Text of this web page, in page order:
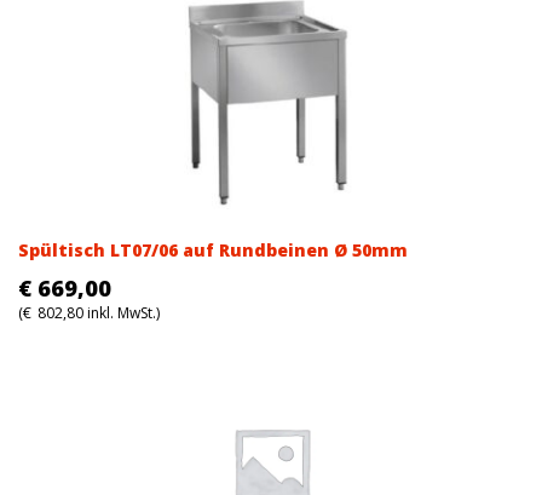
Spültisch LT07/06 auf Rundbeinen Ø 50mm
€ 669,00
(€ 802,80inkl. MwSt.)